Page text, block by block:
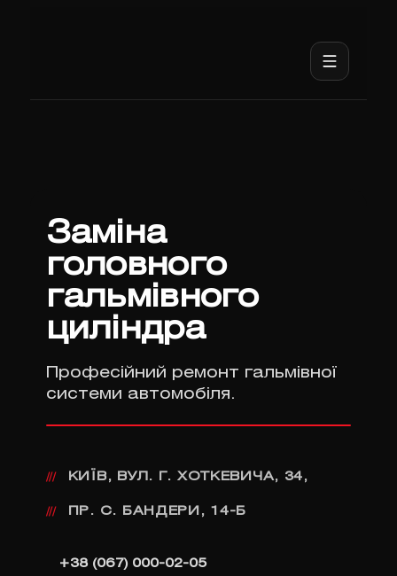
Заміна
головного
гальмівного
циліндра
Професійний ремонт гальмівної
системи автомобіля.
/// КИЇВ, ВУЛ. Г. ХОТКЕВИЧА, 34,
/// ПР. С. БАНДЕРИ, 14-Б
+38 (067) 000-02-05